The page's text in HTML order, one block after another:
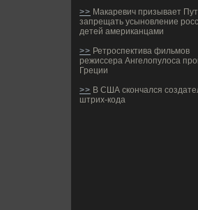
>> Макаревич призывает
запрещать усыновление
детей американцами
>> Ретроспектива фильмов
режиссера Ангелопулоса
Греции
>> В США скончался
штрих-кода